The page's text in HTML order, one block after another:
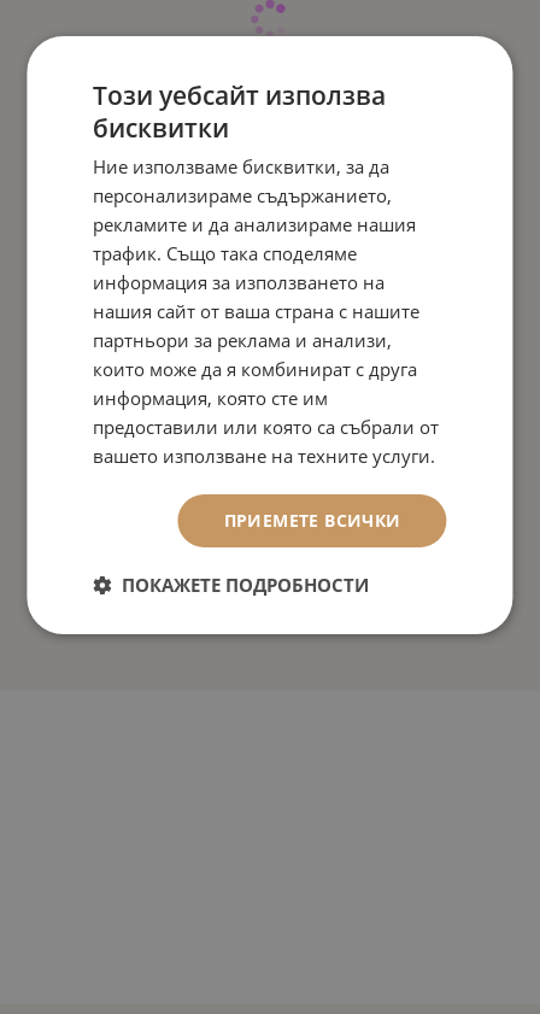
Този уебсайт използва
бисквитки
Ние използваме бисквитки, за да
персонализираме съдържанието,
рекламите и да анализираме нашия
трафик. Също така споделяме
информация за използването на
нашия сайт от ваша страна с нашите
партньори за реклама и анализи,
които може да я комбинират с друга
информация, която сте им
предоставили или която са събрали от
вашето използване на техните услуги.
ПРИЕМЕТЕ ВСИЧКИ
ПОКАЖЕТЕ ПОДРОБНОСТИ